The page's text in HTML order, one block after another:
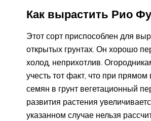
Как вырастить Рио
Этот сорт приспособлен для
открытых грунтах. Он хорошо
холод, неприхотлив.
учесть тот факт, что при
семян в грунт вегетационный
развития растения
указанном случае нельзя